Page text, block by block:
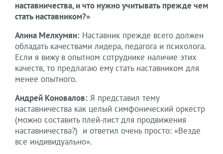
наставничества, и что нужно учитывать прежде чем
стать наставником?»
Алина Мелкумян: Наставник прежде всего должен
обладать качествами лидера, педагога и психолога.
Если я вижу в опытном сотруднике наличие этих
качеств, то предлагаю ему стать наставником для
менее опытного.
Андрей Коновалов: Я представил тему
наставничества как целый симфонический оркестр
(можно составить плей-лист для продвижения
наставничества?) и ответил очень просто: «Везде
все индивидуально».